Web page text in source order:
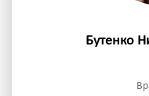
Бутенко